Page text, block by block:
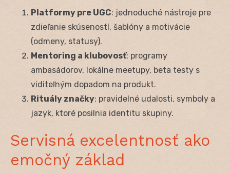
Platformy pre UGC: jednoduché nástroje pre
zdieľanie skúseností, šablóny a motivácie
(odmeny, statusy).
Mentoring a klubovosť: programy
ambasádorov, lokálne meetupy, beta testy s
viditeľným dopadom na produkt.
Rituály značky: pravidelné udalosti, symboly a
jazyk, ktoré posilnia identitu skupiny.
Servisná excelentnosť ako
emočný základ